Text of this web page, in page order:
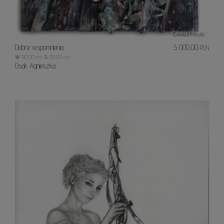
Dobre wspomnienia
W: 90.00 cm S: 70.00 cm
Osak Agnieszka
5 000,00 PLN